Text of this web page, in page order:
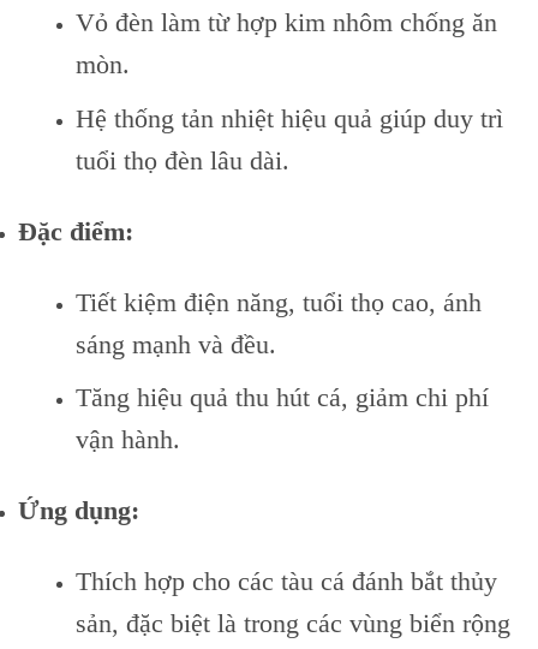
Vỏ đèn làm từ hợp kim nhôm chống ăn
mòn.
Hệ thống tản nhiệt hiệu quả giúp duy trì
tuổi thọ đèn lâu dài.
Đặc điểm:
Tiết kiệm điện năng, tuổi thọ cao, ánh
sáng mạnh và đều.
Tăng hiệu quả thu hút cá, giảm chi phí
vận hành.
Ứng dụng:
Thích hợp cho các tàu cá đánh bắt thủy
sản, đặc biệt là trong các vùng biển rộng